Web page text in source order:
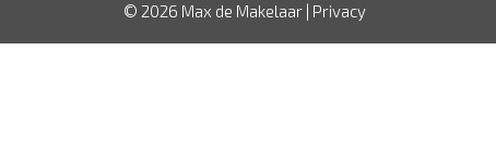
© 2026 Max de Makelaar | Privacy